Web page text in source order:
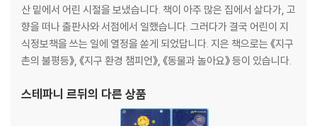
산 밑에서 어린 시절을 보냈습니다. 책이 아주 많은 집에서 살다가, 고
향을 떠나 출판사와 서점에서 일했습니다. 그러다가 결국 어린이 지
식정보책을 쓰는 일에 열정을 쏟게 되었답니다. 지은 책으로는 《지구
촌의 불평등》, 《지구 환경 챔피언》, 《동물과 놀아요》 등이 있습니다.
스테파니 르뒤의 다른 상품